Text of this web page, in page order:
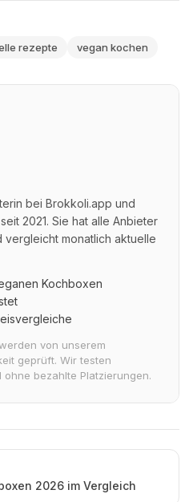
rezepte vegan kochen
bei Brokkoli.app und
2021. Sie hat alle Anbieter
monatlich aktuelle
Kochboxen
von unserem
geprüft. Wir testen
bezahlte Platzierungen.
2026 im Vergleich